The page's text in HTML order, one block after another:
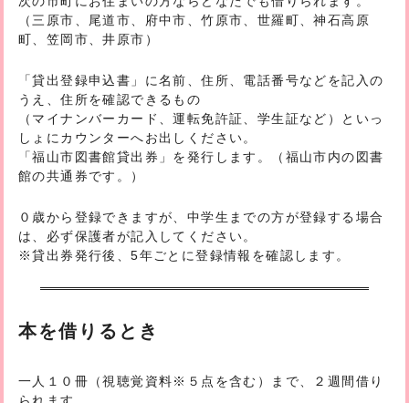
（三原市、尾道市、府中市、竹原市、世羅町、神石高原
町、笠岡市、井原市）
「貸出登録申込書」に名前、住所、電話番号などを記入の
うえ、住所を確認できるもの
（マイナンバーカード、運転免許証、学生証など）といっ
しょにカウンターへお出しください。
「福山市図書館貸出券」を発行します。（福山市内の図書
館の共通券です。）
０歳から登録できますが、中学生までの方が登録する場合
は、必ず保護者が記入してください。
※貸出券発行後、5年ごとに登録情報を確認します。
本を借りるとき
一人１０冊（視聴覚資料※ ５点を含む）まで、２週間借り